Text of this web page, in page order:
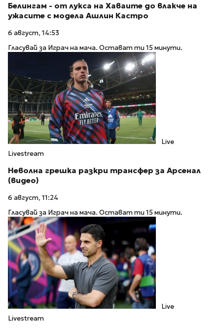
Белингам - от лукса на Хаваите до влакче на
ужасите с модела Ашлин Кастро
6 август, 14:53
Гласувай за Играч на мача. Остават ти 15 минути.
Live
Livestream
Неволна грешка разкри трансфер за Арсенал
(видео)
6 август, 11:24
Гласувай за Играч на мача. Остават ти 15 минути.
Live
Livestream